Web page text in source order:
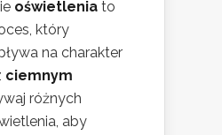
oświetlenia to
który
na charakter
ciemnym
różnych
aby